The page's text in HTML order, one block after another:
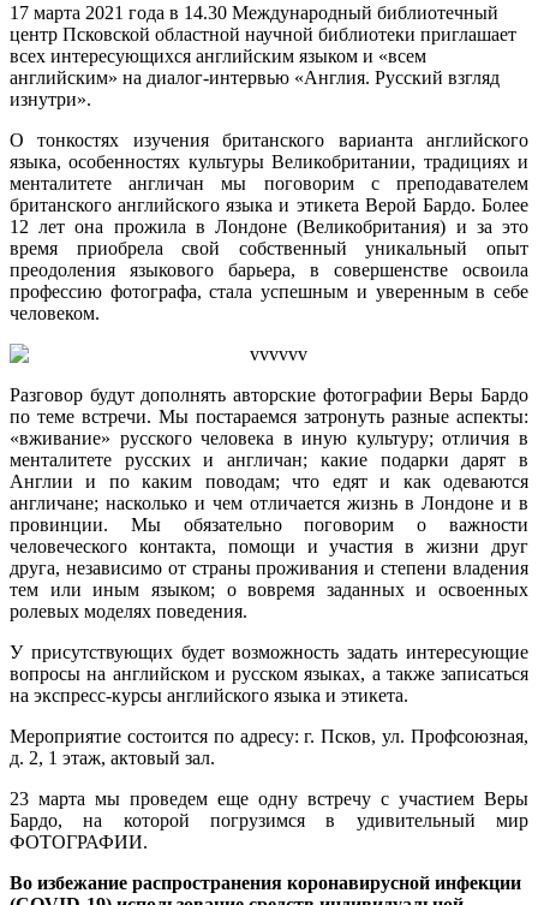
17 марта 2021 года в 14.30 Международный библиотечный
центр Псковской областной научной библиотеки приглашает
всех интересующихся английским языком и «всем
английским» на диалог-интервью «Англия. Русский взгляд
изнутри».
О тонкостях изучения британского варианта английского
языка, особенностях культуры Великобритании, традициях и
менталитете англичан мы поговорим с преподавателем
британского английского языка и этикета Верой Бардо. Более
12 лет она прожила в Лондоне (Великобритания) и за это
время приобрела свой собственный уникальный опыт
преодоления языкового барьера, в совершенстве освоила
профессию фотографа, стала успешным и уверенным в себе
человеком.
Разговор будут дополнять авторские фотографии Веры Бардо
по теме встречи. Мы постараемся затронуть разные аспекты:
«вживание» русского человека в иную культуру; отличия в
менталитете русских и англичан; какие подарки дарят в
Англии и по каким поводам; что едят и как одеваются
англичане; насколько и чем отличается жизнь в Лондоне и в
провинции. Мы обязательно поговорим о важности
человеческого контакта, помощи и участия в жизни друг
друга, независимо от страны проживания и степени владения
тем или иным языком; о вовремя заданных и освоенных
ролевых моделях поведения.
У присутствующих будет возможность задать интересующие
вопросы на английском и русском языках, а также записаться
на экспресс-курсы английского языка и этикета.
Мероприятие состоится по адресу: г. Псков, ул. Профсоюзная,
д. 2, 1 этаж, актовый зал.
23 марта мы проведем еще одну встречу с участием Веры
Бардо, на которой погрузимся в удивительный мир
ФОТОГРАФИИ.
Во избежание распространения коронавирусной инфекции